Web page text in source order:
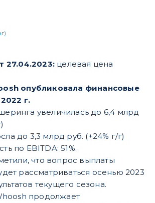
27.04.2023: целевая цена
опубликовала финансовые
г.
увеличилась до 6,4 млрд
до 3,3 млрд руб. (+24% г/г)
по EBITDA: 51%.
что вопрос выплаты
рассматриваться осенью 2023
текущего сезона.
продолжает